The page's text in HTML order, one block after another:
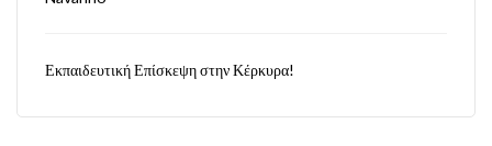
Εκπαιδευτική Επίσκεψη στην Κέρκυρα!